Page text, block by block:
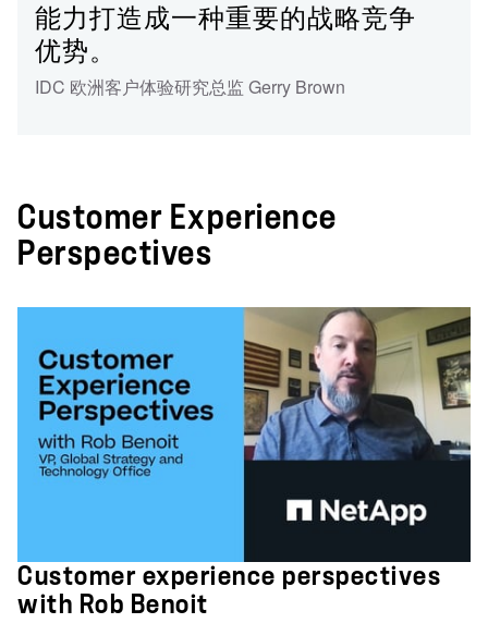
能力打造成一种重要的战略竞争
优势。
IDC 欧洲客户体验研究总监 Gerry Brown
Customer Experience
Perspectives
Customer experience perspectives
with Rob Benoit